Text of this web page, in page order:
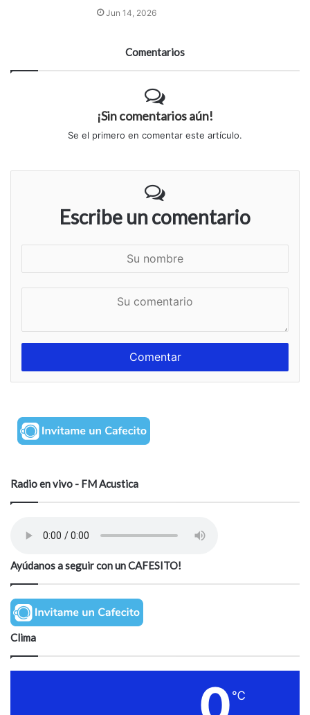
Jun 14, 2026
Comentarios
¡Sin comentarios aún!
Se el primero en comentar este artículo.
Escribe un comentario
n
r
i
Radio en vivo - FM Acustica
Ayúdanos a seguir con un CAFESITO!
Clima
℃